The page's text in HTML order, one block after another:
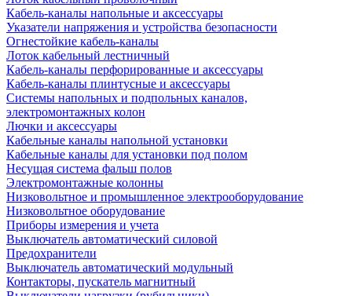
Кабель-каналы напольные и аксессуары
Указатели напряжения и устройства безопасности
Огнестойкие кабель-каналы
Лоток кабельный лестничный
Кабель-каналы перфорированные и аксессуары
Кабель-каналы плинтусные и аксессуары
Системы напольных и подпольных каналов,
электромонтажных колон
Лючки и аксессуары
Кабельные каналы напольной установки
Кабельные каналы для установки под полом
Несущая система фальш полов
Электромонтажные колонны
Низковольтное и промышленное электрооборудование
Низковольтное оборудование
Приборы измерения и учета
Выключатель автоматический силовой
Предохранители
Выключатель автоматический модульный
Контакторы, пускатель магнитный